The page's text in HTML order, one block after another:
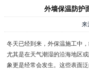
外墙保温防护
来
冬天已经到来，外保温施工中
尤其是在天气潮湿的沿海地区
象更是经常会发生。这些表面